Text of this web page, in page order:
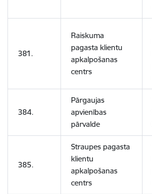
381.
Raiskuma
pagasta klientu
apkalpošanas
centrs
384.
Pārgaujas
apvienības
pārvalde
385.
Straupes pagasta
klientu
apkalpošanas
centrs